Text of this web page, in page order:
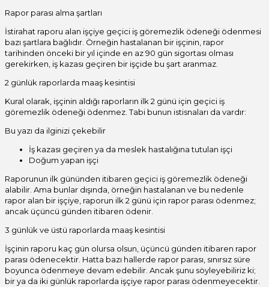
Rapor parası alma şartları
İstirahat raporu alan işçiye geçici iş göremezlik ödeneği ödenmesi
bazı şartlara bağlıdır. Örneğin hastalanan bir işçinin, rapor
tarihinden önceki bir yıl içinde en az 90 gün sigortası olması
gerekirken, iş kazası geçiren bir işçide bu şart aranmaz.
2 günlük raporlarda maaş kesintisi
Kural olarak, işçinin aldığı raporların ilk 2 günü için geçici iş
göremezlik ödeneği ödenmez. Tabi bunun istisnaları da vardır:
Bu yazı da ilginizi çekebilir
İş kazası geçiren ya da meslek hastalığına tutulan işçi
Doğum yapan işçi
Raporunun ilk gününden itibaren geçici iş göremezlik ödeneği
alabilir. Ama bunlar dışında, örneğin hastalanan ve bu nedenle
rapor alan bir işçiye, raporun ilk 2 günü için rapor parası ödenmez;
ancak üçüncü günden itibaren ödenir.
3 günlük ve üstü raporlarda maaş kesintisi
İşçinin raporu kaç gün olursa olsun, üçüncü günden itibaren rapor
parası ödenecektir. Hatta bazı hallerde rapor parası, sınırsız süre
boyunca ödenmeye devam edebilir. Ancak şunu söyleyebiliriz ki;
bir ya da iki günlük raporlarda işçiye rapor parası ödenmeyecektir.